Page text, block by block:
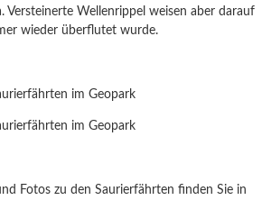
Versteinerte Wellenrippel weisen aber darauf
wieder überflutet wurde.
im Geopark
im Geopark
Fotos zu den Saurierfährten finden Sie in